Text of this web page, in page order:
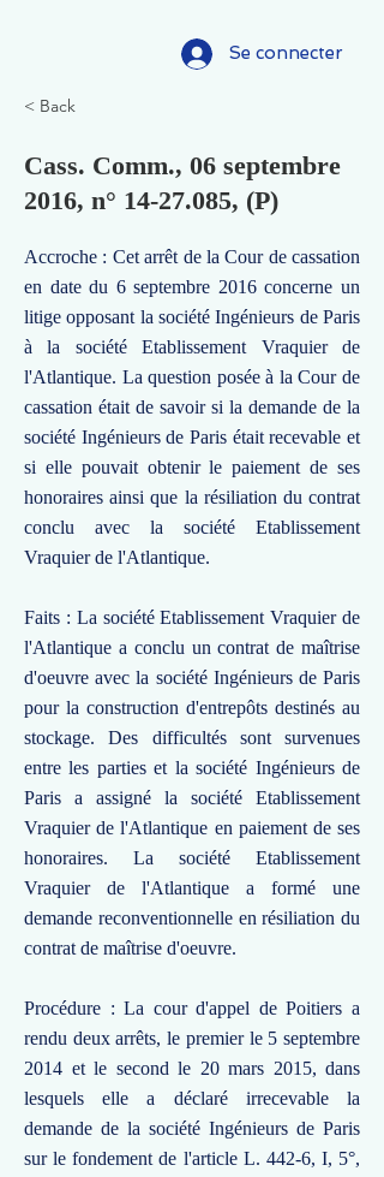
Se connecter
< Back
Cass. Comm., 06 septembre
2016, n° 14-27.085, (P)
Accroche : Cet arrêt de la Cour de cassation
en date du 6 septembre 2016 concerne un
litige opposant la société Ingénieurs de Paris
à la société Etablissement Vraquier de
l'Atlantique. La question posée à la Cour de
cassation était de savoir si la demande de la
société Ingénieurs de Paris était recevable et
si elle pouvait obtenir le paiement de ses
honoraires ainsi que la résiliation du contrat
conclu avec la société Etablissement
Vraquier de l'Atlantique.
Faits : La société Etablissement Vraquier de
l'Atlantique a conclu un contrat de maîtrise
d'oeuvre avec la société Ingénieurs de Paris
pour la construction d'entrepôts destinés au
stockage. Des difficultés sont survenues
entre les parties et la société Ingénieurs de
Paris a assigné la société Etablissement
Vraquier de l'Atlantique en paiement de ses
honoraires. La société Etablissement
Vraquier de l'Atlantique a formé une
demande reconventionnelle en résiliation du
contrat de maîtrise d'oeuvre.
Procédure : La cour d'appel de Poitiers a
rendu deux arrêts, le premier le 5 septembre
2014 et le second le 20 mars 2015, dans
lesquels elle a déclaré irrecevable la
demande de la société Ingénieurs de Paris
sur le fondement de l'article L. 442-6, I, 5°,